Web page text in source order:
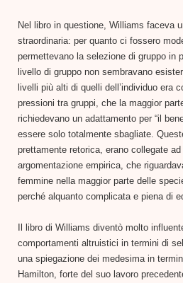
Nel libro in questione, Williams faceva
straordinaria: per quanto ci fossero
permettevano la selezione di gruppo in
livello di gruppo non sembravano
livelli più alti di quelli dell’individuo era
pressioni tra gruppi, che la maggior
richiedevano un adattamento per “il
essere solo totalmente sbagliate.
prettamente retorica, erano collegate
argomentazione empirica, che
femmine nella maggior parte delle
perché alquanto complicata e piena di
Il libro di Williams diventò molto
comportamenti altruistici in termini di
una spiegazione dei medesima in
Hamilton, forte del suo lavoro